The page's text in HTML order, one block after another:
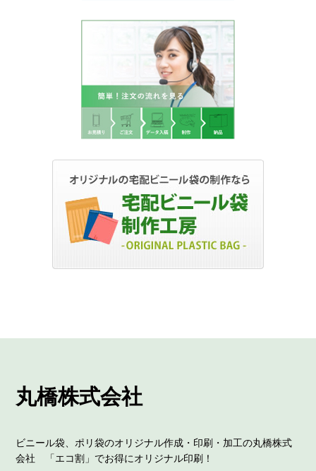
丸橋株式会社
ビニール袋、ポリ袋のオリジナル作成・印刷・加工の丸橋株式
会社 「エコ割」でお得にオリジナル印刷！